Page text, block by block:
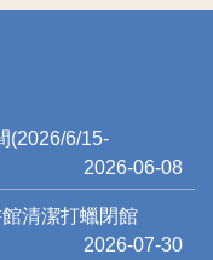
(2026/6/15-
2026-06-08
清潔打蠟閉館
2026-07-30